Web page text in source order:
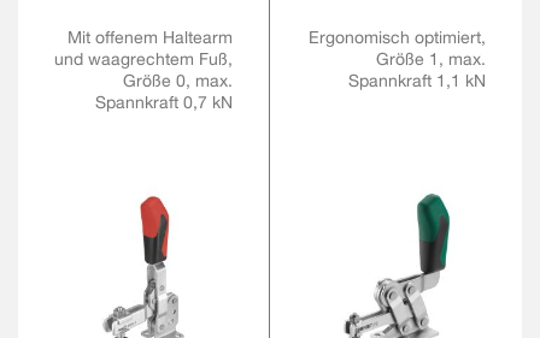
Mit offenem Haltearm
und waagrechtem Fuß,
Größe 0, max.
Spannkraft 0,7 kN
Ergonomisch optimiert,
Größe 1, max.
Spannkraft 1,1 kN